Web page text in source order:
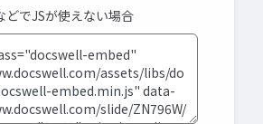
どでJSが使えない場合